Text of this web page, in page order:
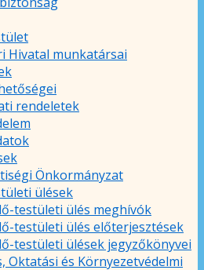
Hivatal munkatársai
rendeletek
Önkormányzat
ülések
testületi ülés meghívók
testületi ülés előterjesztések
testületi ülések jegyzőkönyvei
Oktatási és Környezetvédelmi